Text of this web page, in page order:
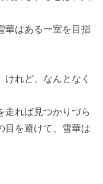
はある一室を目指
れど、なんとなく
れば見つかりづら
目を避けて、雪華は